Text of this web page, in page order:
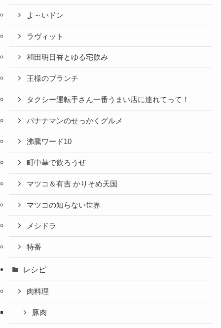
よ～いドン
ラヴィット
和田明日香とゆる宅飲み
王様のブランチ
タクシー運転手さん一番うまい店に連れてって！
バナナマンのせっかくグルメ
沸騰ワード10
町中華で飲ろうぜ
マツコ＆有吉 かりそめ天国
マツコの知らない世界
メシドラ
特番
レシピ
肉料理
豚肉